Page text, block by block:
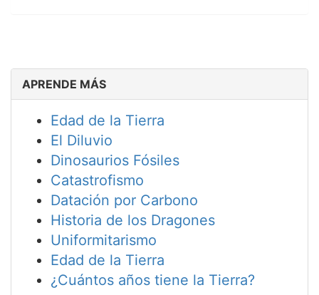
APRENDE MÁS
Edad de la Tierra
El Diluvio
Dinosaurios Fósiles
Catastrofismo
Datación por Carbono
Historia de los Dragones
Uniformitarismo
Edad de la Tierra
¿Cuántos años tiene la Tierra?